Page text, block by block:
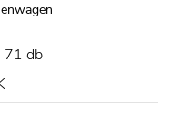
71 db